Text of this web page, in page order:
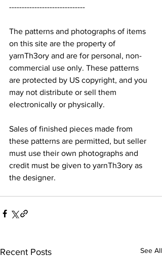
------------------------------
The patterns and photographs of items
on this site are the property of
yarnTh3ory and are for personal, non-
commercial use only. These patterns
are protected by US copyright, and you
may not distribute or sell them
electronically or physically.
Sales of finished pieces made from
these patterns are permitted, but seller
must use their own photographs and
credit must be given to yarnTh3ory as
the designer.
Recent Posts See All